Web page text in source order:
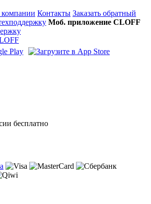
Контакты Заказать обратный
Моб. приложение CLOFF
бесплатно